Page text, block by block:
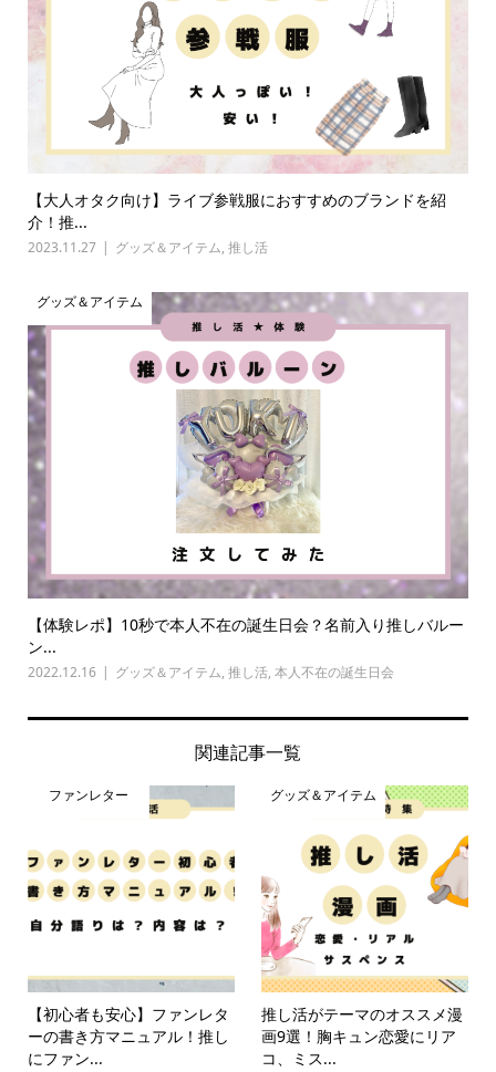
【大人オタク向け】ライブ参戦服におすすめのブランドを紹
介！推...
2023.11.27 グッズ＆アイテム, 推し活
グッズ＆アイテム
【体験レポ】10秒で本人不在の誕生日会？名前入り推しバルー
ン...
2022.12.16 グッズ＆アイテム, 推し活, 本人不在の誕生日会
関連記事一覧
ファンレター
【初心者も安心】ファンレタ
ーの書き方マニュアル！推し
にファン...
グッズ＆アイテム
推し活がテーマのオススメ漫
画9選！胸キュン恋愛にリア
コ、ミス...